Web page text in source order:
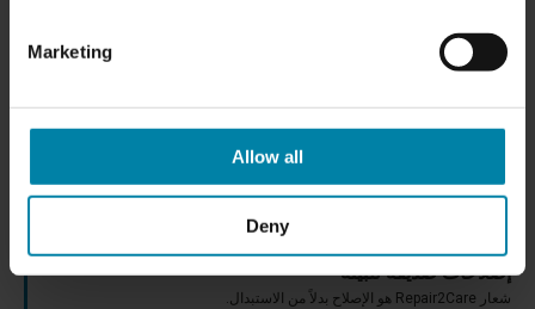
Marketing
Allow all
Deny
خدمات
أقل من قسط التأمين
عادةً ما تكون أسعارنا أقل من قسط التأمين الخاص بك.
إصلاحات صديقة للبيئة
شعار Repair2Care هو الإصلاح بدلاً من الاستبدال.